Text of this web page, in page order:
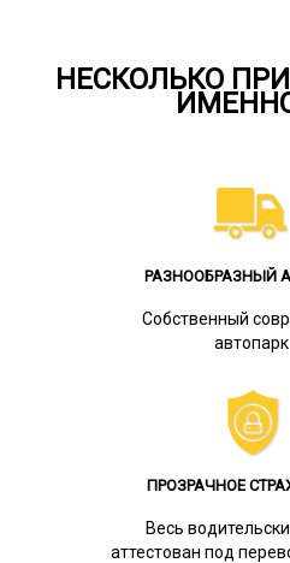
НЕСКОЛЬКО
РАЗНООБРАЗНЫЙ
Собственный
автопарк
ПРОЗРАЧНОЕ
Весь
аттестован под